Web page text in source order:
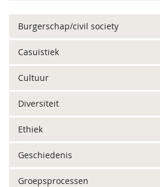
Burgerschap/civil society
Casuïstiek
Cultuur
Diversiteit
Ethiek
Geschiedenis
Groepsprocessen